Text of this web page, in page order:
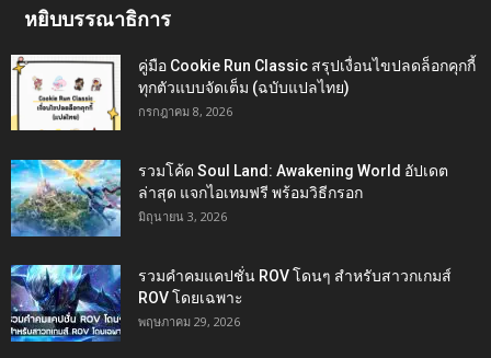
หยิบบรรณาธิการ
คู่มือ Cookie Run Classic สรุปเงื่อนไขปลดล็อกคุกกี้
ทุกตัวแบบจัดเต็ม (ฉบับแปลไทย)
กรกฎาคม 8, 2026
รวมโค้ด Soul Land: Awakening World อัปเดต
ล่าสุด แจกไอเทมฟรี พร้อมวิธีกรอก
มิถุนายน 3, 2026
รวมคำคมแคปชั่น ROV โดนๆ สำหรับสาวกเกมส์
ROV โดยเฉพาะ
พฤษภาคม 29, 2026